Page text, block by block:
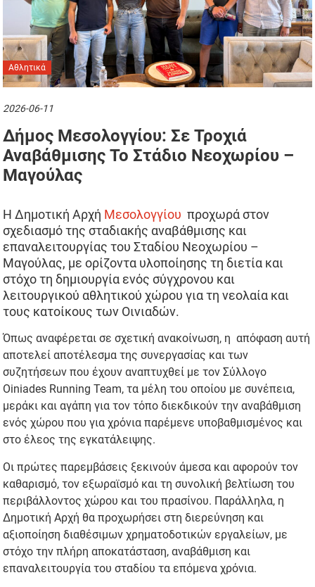
Αθλητικά
2026-06-11
Δήμος Μεσολογγίου: Σε Τροχιά
Αναβάθμισης Το Στάδιο Νεοχωρίου –
Μαγούλας
Η Δημοτική Αρχή Μεσολογγίου προχωρά στον
σχεδιασμό της σταδιακής αναβάθμισης και
επαναλειτουργίας του Σταδίου Νεοχωρίου –
Μαγούλας, με ορίζοντα υλοποίησης τη διετία και
στόχο τη δημιουργία ενός σύγχρονου και
λειτουργικού αθλητικού χώρου για τη νεολαία και
τους κατοίκους των Οινιαδών.
Όπως αναφέρεται σε σχετική ανακοίνωση, η απόφαση αυτή
αποτελεί αποτέλεσμα της συνεργασίας και των
συζητήσεων που έχουν αναπτυχθεί με τον Σύλλογο
Oiniades Running Team, τα μέλη του οποίου με συνέπεια,
μεράκι και αγάπη για τον τόπο διεκδικούν την αναβάθμιση
ενός χώρου που για χρόνια παρέμενε υποβαθμισμένος και
στο έλεος της εγκατάλειψης.
Οι πρώτες παρεμβάσεις ξεκινούν άμεσα και αφορούν τον
καθαρισμό, τον εξωραϊσμό και τη συνολική βελτίωση του
περιβάλλοντος χώρου και του πρασίνου. Παράλληλα, η
Δημοτική Αρχή θα προχωρήσει στη διερεύνηση και
αξιοποίηση διαθέσιμων χρηματοδοτικών εργαλείων, με
στόχο την πλήρη αποκατάσταση, αναβάθμιση και
επαναλειτουργία του σταδίου τα επόμενα χρόνια.